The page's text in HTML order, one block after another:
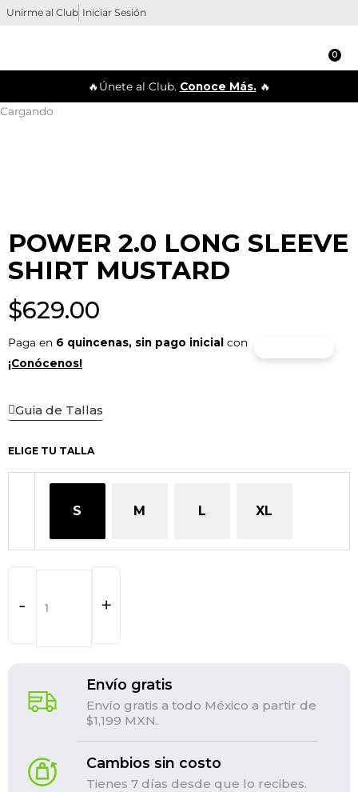
Unirme al Club Iniciar Sesión
0
🔥Únete al Club. Conoce Más.🔥
Cargando
POWER 2.0 LONG SLEEVE
SHIRT MUSTARD
$629.00
Paga en 6 quincenas, sin pago inicial con
¡Conócenos!
Guia de Tallas
ELIGE TU TALLA
S M L XL
-
2.0
SLEEVE
MUSTARD
+
Envío gratis
Envío gratis a todo México a partir de
$1,199 MXN.
Cambios sin costo
Tienes 7 días desde que lo recibes.